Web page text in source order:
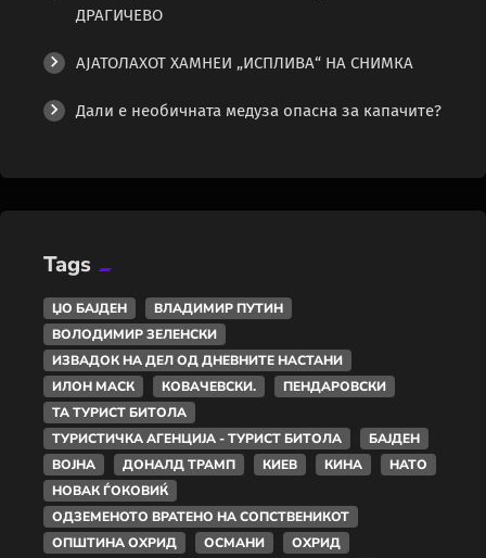
ДРАГИЧЕВО
АЈАТОЛАХОТ ХАМНЕИ „ИСПЛИВА“ НА СНИМКА
Дали е необичната медуза опасна за капачите?
Tags
ЏО БАЈДЕН
ВЛАДИМИР ПУТИН
ВОЛОДИМИР ЗЕЛЕНСКИ
ИЗВАДОК НА ДЕЛ ОД ДНЕВНИТЕ НАСТАНИ
ИЛОН МАСК
КОВАЧЕВСКИ.
ПЕНДАРОВСКИ
ТА ТУРИСТ БИТОЛА
ТУРИСТИЧКА АГЕНЦИЈА - ТУРИСТ БИТОЛА
БАЈДЕН
ВОЈНА
ДОНАЛД ТРАМП КИЕВ КИНА
НАТО
НОВАК ЃОКОВИЌ
ОДЗЕМЕНОТО ВРАТЕНО НА СОПСТВЕНИКОТ
ОПШТИНА ОХРИД
ОСМАНИ
ОХРИД